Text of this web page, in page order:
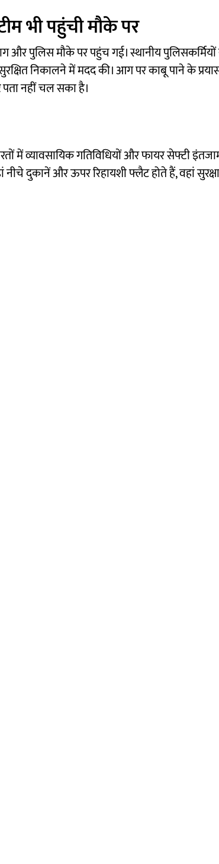
भी पहुंची मौके पर
पुलिस मौके पर पहुंच गई। स्थानीय पुलिसकर्मियों
निकालने में मदद की। आग पर काबू पाने के
नहीं चल सका है।
में व्यावसायिक गतिविधियों और फायर सेफ्टी
दुकानें और ऊपर रिहायशी फ्लैट होते हैं, वहां